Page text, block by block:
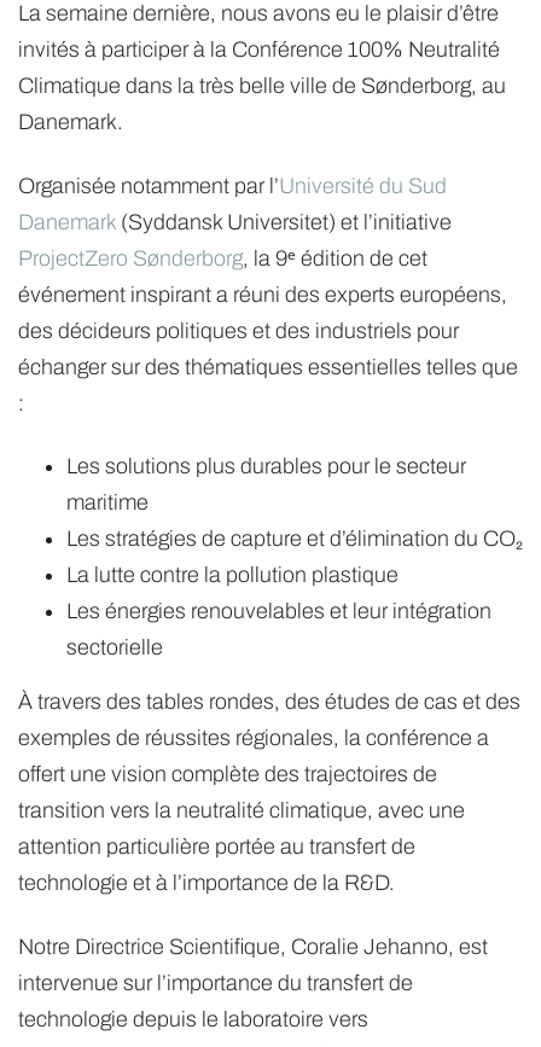
La semaine dernière, nous avons eu le plaisir d’être
invités à participer à la Conférence 100% Neutralité
Climatique dans la très belle ville de Sønderborg, au
Danemark.
Organisée notamment par l’Université du Sud
Danemark (Syddansk Universitet) et l’initiative
ProjectZero Sønderborg, la 9ᵉ édition de cet
événement inspirant a réuni des experts européens,
des décideurs politiques et des industriels pour
échanger sur des thématiques essentielles telles que
:
Les solutions plus durables pour le secteur
maritime
Les stratégies de capture et d’élimination du CO₂
La lutte contre la pollution plastique
Les énergies renouvelables et leur intégration
sectorielle
À travers des tables rondes, des études de cas et des
exemples de réussites régionales, la conférence a
offert une vision complète des trajectoires de
transition vers la neutralité climatique, avec une
attention particulière portée au transfert de
technologie et à l’importance de la R&D.
Notre Directrice Scientifique, Coralie Jehanno, est
intervenue sur l’importance du transfert de
technologie depuis le laboratoire vers